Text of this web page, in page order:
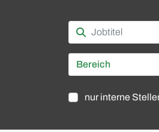
Bereich
nur interne